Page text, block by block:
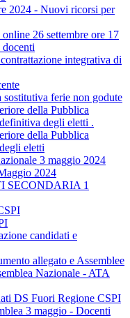
2024 - Nuovi ricorsi per
26 settembre ore 17
integrativa di
ferie non godute
della Pubblica
degli eletti .
della Pubblica
eletti
3 maggio 2024
2024
SECONDARIA 1
candidati e
allegato e Assemblee
Nazionale - ATA
DS Fuori Regione CSPI
3 maggio - Docenti